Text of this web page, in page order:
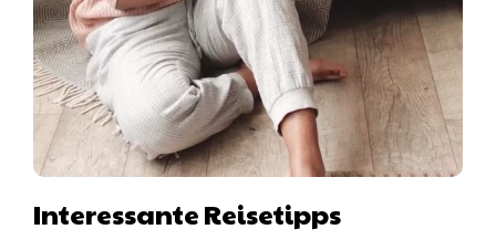
Interessante Reisetipps